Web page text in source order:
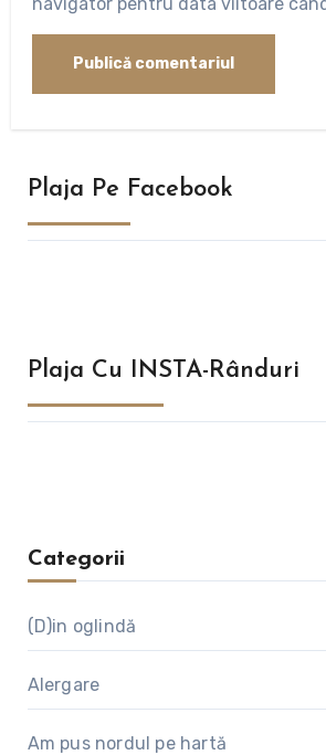
Plaja Pe Facebook
Plaja Cu INSTA-Rânduri
Categorii
(D)in oglindă
Alergare
Am pus nordul pe hartă